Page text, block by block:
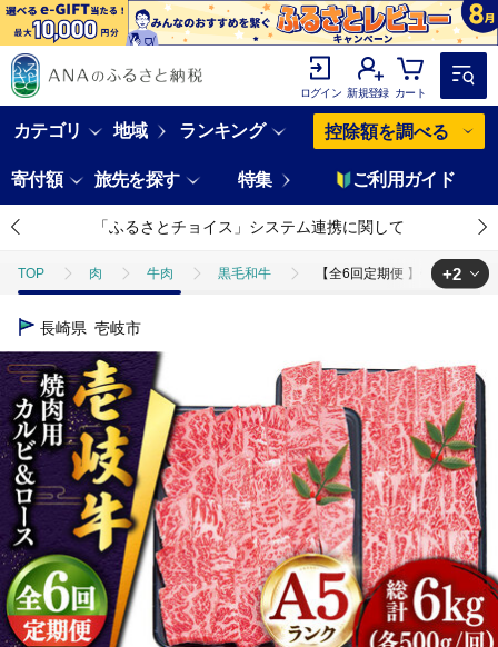
ログイン 新規登録 カート
カテゴリ 地域 ランキング 控除額を調べる
寄付額 旅先を探す 特集 ご利用ガイド
「ふるさとチョイス」システム連携に関して
TOP 肉 牛肉 黒毛和牛 【全6回定期便 】壱岐牛 焼
TOP
TOP 定期便 【全6回定期便 】壱岐牛 焼肉 （
+2
長崎県 壱岐市